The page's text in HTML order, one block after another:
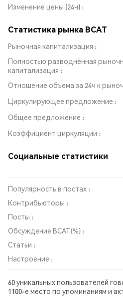
Изменение цены (24ч)
Статистика рынка BCAT
Рыночная капитализация
Полностью разводнённая
капитализация
Отношение объема за 24ч к
Циркулирующее предложение
Общее предложение
Коэффициент циркуляции
Социальные статистики
Популярность в постах :
Контрибьюторы :
Посты :
Обсуждение BCAT(%) :
Статьи :
Настроение :
60 уникальных пользователей
1100-е место по упоминаниям и